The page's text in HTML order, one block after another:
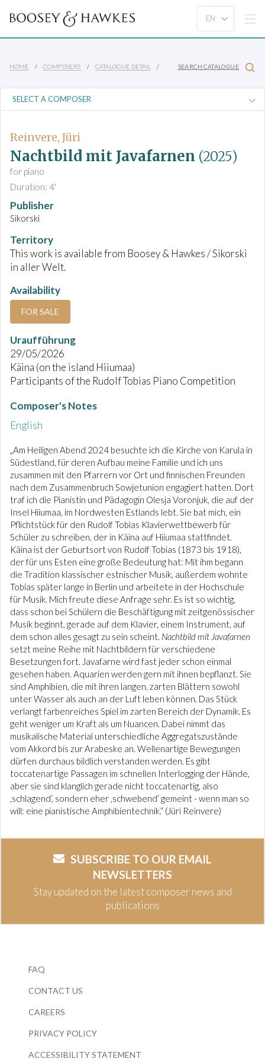
HOME COMPOSERS CATALOGUE DETAIL SEARCH CATALOGUE
Reinvere, Jüri
Nachtbild mit Javafarnen (2025)
for piano
Duration: 4'
Publisher
Sikorski
Territory
This work is available from Boosey & Hawkes / Sikorski
in aller Welt.
Availability
FOR SALE
Uraufführung
29/05/2026
Käina (on the island Hiiumaa)
Participants of the Rudolf Tobias Piano Competition
Composer's Notes
English
„Am Heiligen Abend 2024 besuchte ich die Kirche von Karula in
Südestland, für deren Aufbau meine Familie und ich uns
zusammen mit den Pfarrern vor Ort und finnischen Freunden
nach dem Zusammenbruch Sowjetunion engagiert hatten. Dort
traf ich die Pianistin und Pädagogin Olesja Voronjuk, die auf der
Insel Hiiumaa, im Nordwesten Estlands lebt. Sie bat mich, ein
Pflichtstück für den Rudolf Tobias Klavierwettbewerb für
Schüler zu schreiben, der in Käina auf Hiiumaa stattfindet.
Käina ist der Geburtsort von Rudolf Tobias (1873 bis 1918),
der für uns Esten eine große Bedeutung hat: Mit ihm begann
die Tradition klassischer estnischer Musik, außerdem wohnte
Tobias später lange in Berlin und arbeitete in der Hochschule
für Musik. Mich freute diese Anfrage sehr. Es ist so wichtig,
dass schon bei Schülern die Beschäftigung mit zeitgenössischer
Musik beginnt, gerade auf dem Klavier, einem Instrument, auf
dem schon alles gesagt zu sein scheint. Nachtbild mit Javafarnen
setzt meine Reihe mit Nachtbildern für verschiedene
Besetzungen fort. Javafarne wird fast jeder schon einmal
gesehen haben. Aquarien werden gern mit ihnen bepflanzt. Sie
sind Amphibien, die mit ihren langen, zarten Blättern sowohl
unter Wasser als auch an der Luft leben können. Das Stück
verlangt farbenreiches Spiel im zarten Bereich der Dynamik. Es
geht weniger um Kraft als um Nuancen. Dabei nimmt das
musikalische Material unterschiedliche Aggregatszustände
vom Akkord bis zur Arabeske an. Wellenartige Bewegungen
dürfen durchaus bildlich verstanden werden. Es gibt
toccatenartige Passagen im schnellen Interlogging der Hände,
aber sie sind klanglich gerade nicht toccatenartig, also
‚schlagend‘, sondern eher ‚schwebend‘ gemeint - wenn man so
will: eine pianistische Amphibientechnik.“ (Jüri Reinvere)
SUBSCRIBE TO OUR EMAIL
NEWSLETTERS
Stay updated on the latest composer news and
publications
FAQ
CONTACT US
CAREERS
PRIVACY POLICY
ACCESSIBILITY STATEMENT